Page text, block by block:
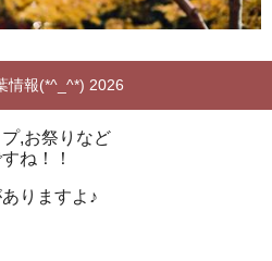
情報(*^_^*) 2026
,お祭りなど
ね！！
りますよ♪